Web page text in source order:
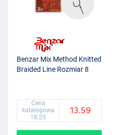
Benzar Mix Method Knitted
Braided Line Rozmiar 8
Cena
katalogowa
18.25
13.59